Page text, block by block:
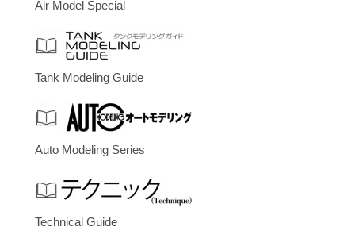
Air Model Special
Tank Modeling Guide
Auto Modeling Series
Technical Guide